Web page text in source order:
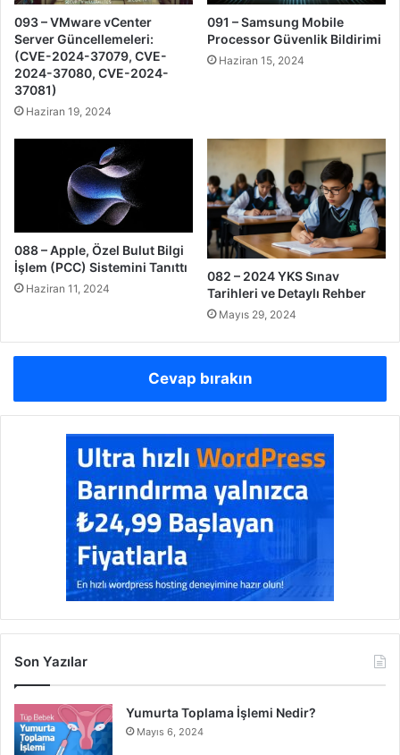
093 – VMware vCenter
Server Güncellemeleri:
(CVE-2024-37079, CVE-
2024-37080, CVE-2024-
37081)
Haziran 19, 2024
091 – Samsung Mobile
Processor Güvenlik Bildirimi
Haziran 15, 2024
088 – Apple, Özel Bulut Bilgi
İşlem (PCC) Sistemini Tanıttı
Haziran 11, 2024
082 – 2024 YKS Sınav
Tarihleri ve Detaylı Rehber
Mayıs 29, 2024
Cevap bırakın
Son Yazılar
Yumurta Toplama İşlemi Nedir?
Mayıs 6, 2024